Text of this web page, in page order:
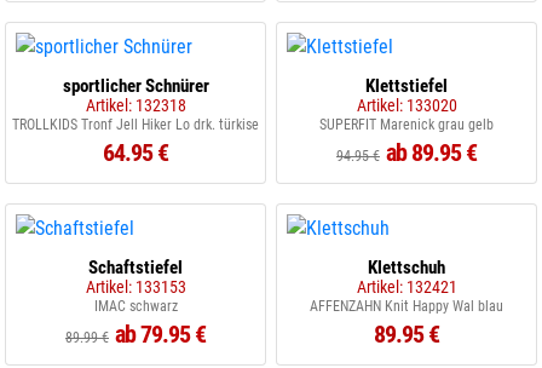
sportlicher Schnürer
Artikel: 132318
TROLLKIDS Tronf Jell Hiker Lo drk. türkise
64.95 €
Klettstiefel
Artikel: 133020
SUPERFIT Marenick grau gelb
94.95 € ab 89.95 €
Schaftstiefel
Artikel: 133153
IMAC schwarz
89.99 € ab 79.95 €
Klettschuh
Artikel: 132421
AFFENZAHN Knit Happy Wal blau
89.95 €